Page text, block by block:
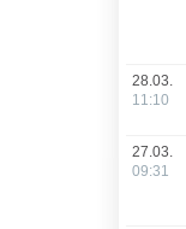
28.03.
11:10
27.03.
09:31